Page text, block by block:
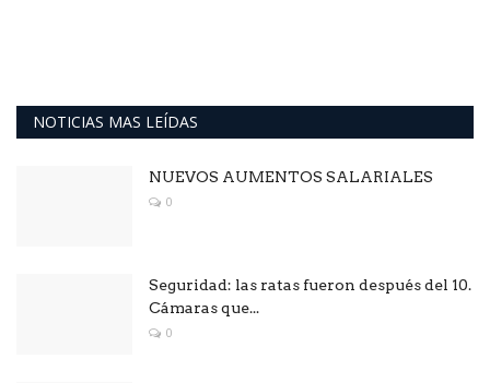
NOTICIAS MAS LEÍDAS
NUEVOS AUMENTOS SALARIALES
0
Seguridad: las ratas fueron después del 10.
Cámaras que...
0